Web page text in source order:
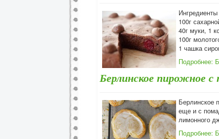
100г
40г муки, 1
100г
1 чашка
Подробнее:
Берлинское пирожное с
Берлинское
еще и с
лимонного
Подробнее: